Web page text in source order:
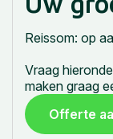
Reissom: op
Vraag
maken graag
Offerte